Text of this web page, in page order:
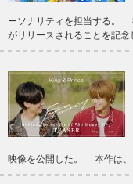
ーソナリティを担当する。
がリリースされることを記
映像を公開した。 本作は